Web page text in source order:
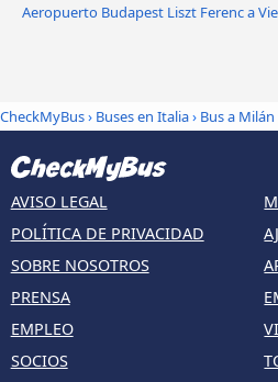
Aeropuerto Budapest Liszt Ferenc a
CheckMyBus› Buses en Italia› Bus a Milán
AVISO LEGAL
POLÍTICA DE PRIVACIDAD
SOBRE NOSOTROS
PRENSA
EMPLEO
SOCIOS